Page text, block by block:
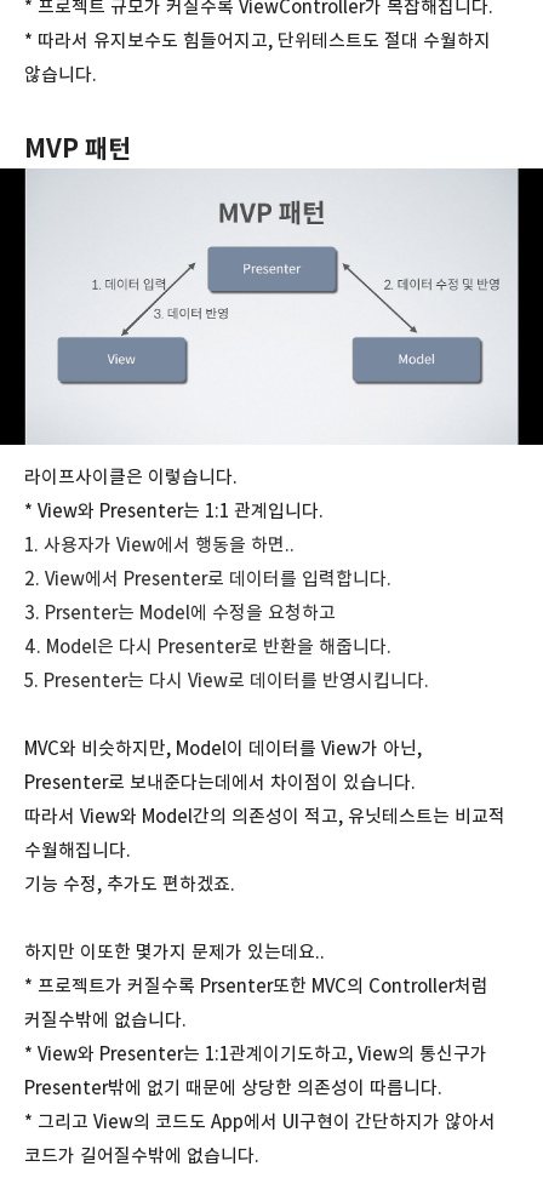
* 프로젝트 규모가 커질수록 ViewController가 복잡해집니다.
* 따라서 유지보수도 힘들어지고, 단위테스트도 절대 수월하지
않습니다.
MVP 패턴
라이프사이클은 이렇습니다.
* View와 Presenter는 1:1 관계입니다.
1. 사용자가 View에서 행동을 하면..
2. View에서 Presenter로 데이터를 입력합니다.
3. Prsenter는 Model에 수정을 요청하고
4. Model은 다시 Presenter로 반환을 해줍니다.
5. Presenter는 다시 View로 데이터를 반영시킵니다.
MVC와 비슷하지만, Model이 데이터를 View가 아닌,
Presenter로 보내준다는데에서 차이점이 있습니다.
따라서 View와 Model간의 의존성이 적고, 유닛테스트는 비교적
수월해집니다.
기능 수정, 추가도 편하겠죠.
하지만 이또한 몇가지 문제가 있는데요..
* 프로젝트가 커질수록 Prsenter또한 MVC의 Controller처럼
커질수밖에 없습니다.
* View와 Presenter는 1:1관계이기도하고, View의 통신구가
Presenter밖에 없기 때문에 상당한 의존성이 따릅니다.
* 그리고 View의 코드도 App에서 UI구현이 간단하지가 않아서
코드가 길어질수밖에 없습니다.